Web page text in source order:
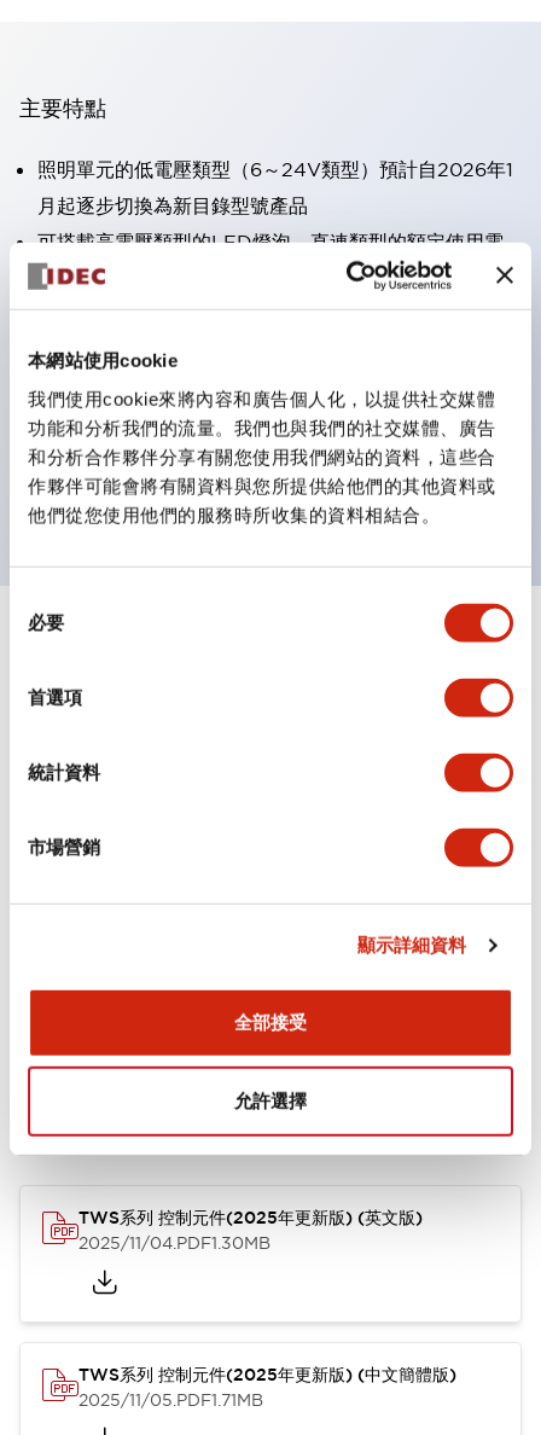
本網站使用cookie
我們使用cookie來將內容和廣告個人化，以提供社交媒體
功能和分析我們的流量。我們也與我們的社交媒體、廣告
和分析合作夥伴分享有關您使用我們網站的資料，這些合
作夥伴可能會將有關資料與您所提供給他們的其他資料或
他們從您使用他們的服務時所收集的資料相結合。
必要
首選項
統計資料
市場營銷
顯示詳細資料
全部接受
允許選擇
主要特點
照明單元的低電壓類型（6～24V類型）預計自2026年1
月起逐步切換為新目錄型號產品
可搭載高電壓類型的LED燈泡，直連類型的額定使用電
壓最高可支援至240V。
不需要端子蓋。（不包括指示燈的直連類型）
大幅減少圓形壓著端子的配線工時。
一顆LED燈泡（LSRD燈泡）可實現六種顏色的功能。過
去每種顏色分開的LED燈泡，現在可用一顆單色LED燈
泡表現各種顏色。
UL、CSA、TÜV、CCC認證品。（部分機種除外）
顯示全部+
審美規範
環境規範
TWS系列 控制元件(2025年更新版) (英文版)
2025/11/04.PDF1.30MB
TWS系列 控制元件(2025年更新版) (中文簡體版)
2025/11/05.PDF1.71MB